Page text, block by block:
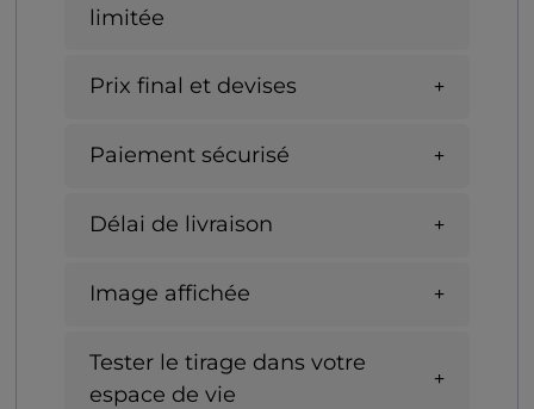
limitée
Prix final et devises
Paiement sécurisé
Délai de livraison
Image affichée
Tester le tirage dans votre
espace de vie